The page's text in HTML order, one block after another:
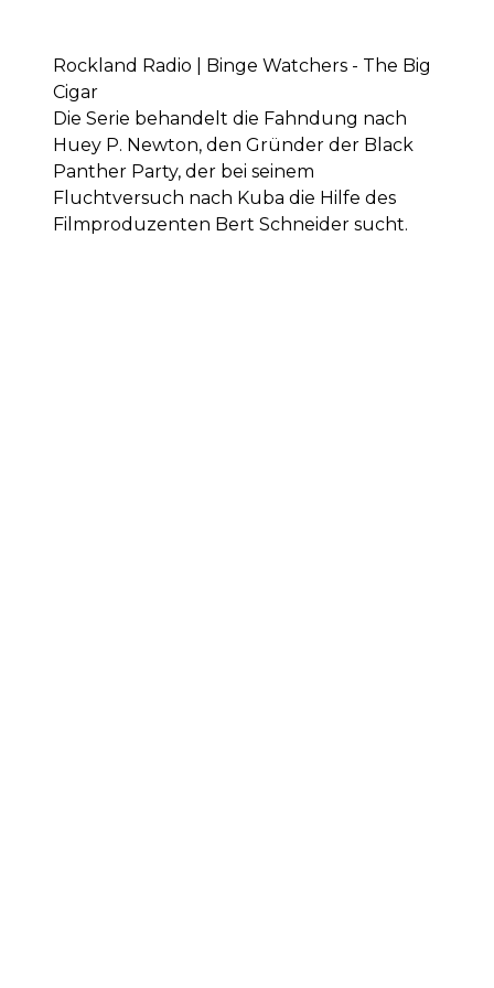
Rockland Radio | Binge Watchers - The Big
Cigar
Die Serie behandelt die Fahndung nach
Huey P. Newton, den Gründer der Black
Panther Party, der bei seinem
Fluchtversuch nach Kuba die Hilfe des
Filmproduzenten Bert Schneider sucht.